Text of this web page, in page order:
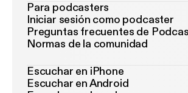
Para podcasters
Iniciar sesión como podcaster
Preguntas frecuentes de
Normas de la comunidad
Escuchar en iPhone
Escuchar en Android